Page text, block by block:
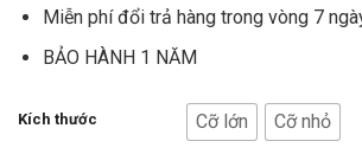
Miễn phí đổi trả hàng trong vòng 7
BẢO HÀNH 1 NĂM
Kích thước Cỡ lớn Cỡ nhỏ